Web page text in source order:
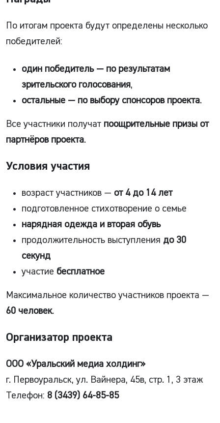
По итогам проекта будут определены несколько
победителей:
один победитель — по результатам
зрительского голосования,
остальные — по выбору спонсоров проекта.
Все участники получат поощрительные призы от
партнёров проекта.
Условия участия
возраст участников — от 4 до 14 лет
подготовленное стихотворение о семье
нарядная одежда и вторая обувь
продолжительность выступления до 30
секунд
участие бесплатное
Максимальное количество участников проекта —
60 человек.
Организатор проекта
ООО «Уральский медиа холдинг»
г. Первоуральск, ул. Вайнера, 45в, стр. 1, 3 этаж
Телефон: 8 (3439) 64-85-85